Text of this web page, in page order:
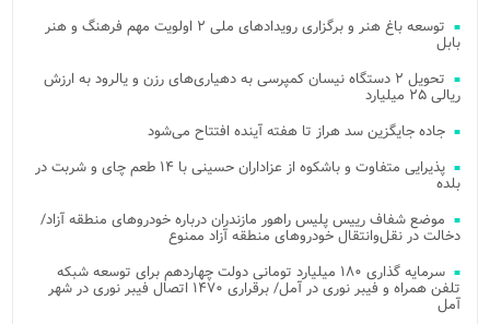
توسعه باغ هنر و برگزاری رویدادهای ملی ۲ اولویت مهم فرهنگ و هنر
بابل
تحویل ۲ دستگاه نیسان کمپرسی به دهیاری‌های رزن و یالرود به ارزش
ریالی ۲۵ میلیارد
جاده جایگزین سد هراز تا هفته آینده افتتاح می‌شود
پذیرایی متفاوت و باشکوه از عزاداران حسینی با ۱۴ طعم چای و شربت در
بلده
موضع شفاف رییس پلیس راهور مازندران درباره خودروهای منطقه آزاد/
دخالت در نقل‌وانتقال خودروهای منطقه آزاد ممنوع
سرمایه گذاری ۱۸۰ میلیارد تومانی دولت چهاردهم برای توسعه شبکه
تلفن همراه و فیبر نوری در آمل/ برقراری ۱۴۷۰ اتصال فیبر نوری در شهر
آمل